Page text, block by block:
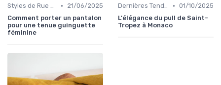
Styles de Rue et Looks du Moment •
21/06/2025
Comment porter un pantalon
pour une tenue guinguette
féminine
Dernières Tendances de Mode • 01/10/2025
L'élégance du pull de Saint-
Tropez à Monaco